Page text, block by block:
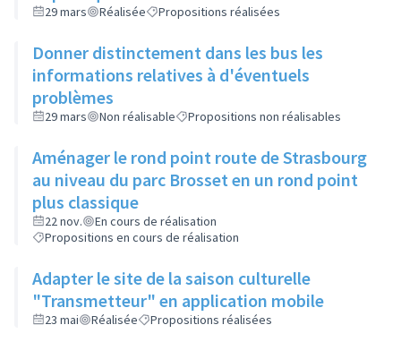
29 mars Réalisée Propositions réalisées
Donner distinctement dans les bus les
informations relatives à d'éventuels
problèmes
29 mars Non réalisable Propositions non réalisables
Aménager le rond point route de Strasbourg
au niveau du parc Brosset en un rond point
plus classique
22 nov.
En cours de réalisation
Propositions en cours de réalisation
Adapter le site de la saison culturelle
"Transmetteur" en application mobile
23 mai Réalisée Propositions réalisées